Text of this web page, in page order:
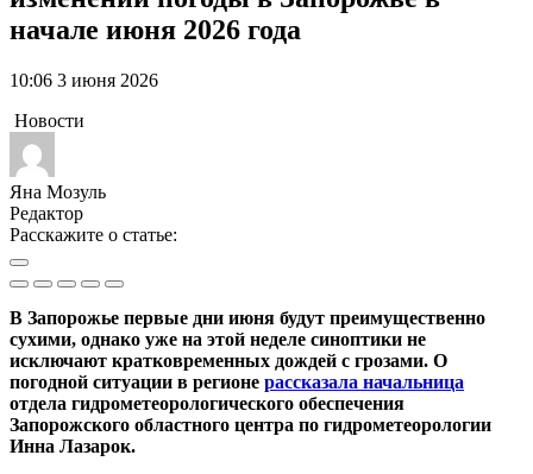
начале июня 2026 года
10:06 3 июня 2026
Новости
Яна Мозуль
Редактор
Расскажите о статье:
В Запорожье первые дни июня будут преимущественно
сухими, однако уже на этой неделе синоптики не
исключают кратковременных дождей с грозами. О
погодной ситуации в регионе рассказала начальница
отдела гидрометеорологического обеспечения
Запорожского областного центра по гидрометеорологии
Инна Лазарок.